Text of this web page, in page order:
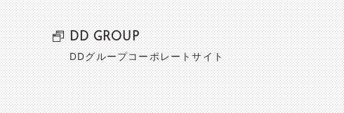
DD GROUP
DDグループコーポレートサイト